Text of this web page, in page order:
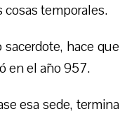
cosas temporales.
hace que
en el año 957.
esa sede, termina